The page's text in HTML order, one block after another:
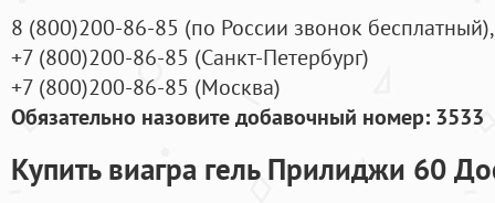
8 (800)200-86-85 (по России звонок бесплатный),
+7 (800)200-86-85 (Санкт-Петербург)
+7 (800)200-86-85 (Москва)
Обязательно назовите добавочный номер: 3533
Купить виагра гель Прилиджи 60